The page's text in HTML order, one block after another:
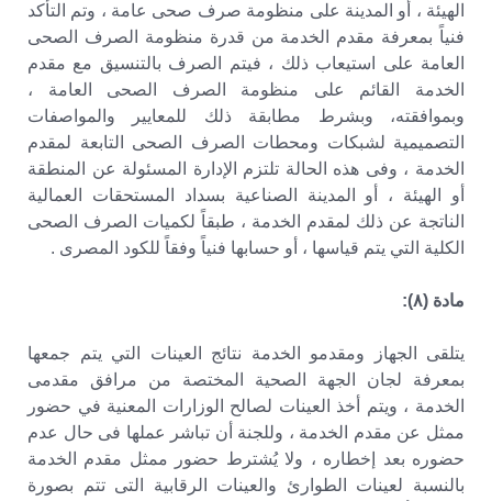
الهيئة ، أو المدينة على منظومة صرف صحى عامة ، وتم التأكد
فنياً بمعرفة مقدم الخدمة من قدرة منظومة الصرف الصحى
العامة على استيعاب ذلك ، فيتم الصرف بالتنسيق مع مقدم
الخدمة القائم على منظومة الصرف الصحى العامة ،
وبموافقته، وبشرط مطابقة ذلك للمعايير والمواصفات
التصميمية لشبكات ومحطات الصرف الصحى التابعة لمقدم
الخدمة ، وفى هذه الحالة تلتزم الإدارة المسئولة عن المنطقة
أو الهيئة ، أو المدينة الصناعية بسداد المستحقات العمالية
الناتجة عن ذلك لمقدم الخدمة ، طبقاً لكميات الصرف الصحى
الكلية التي يتم قياسها ، أو حسابها فنياً وفقاً للكود المصرى .
مادة (۸):
يتلقى الجهاز ومقدمو الخدمة نتائج العينات التي يتم جمعها
بمعرفة لجان الجهة الصحية المختصة من مرافق مقدمى
الخدمة ، ويتم أخذ العينات لصالح الوزارات المعنية في حضور
ممثل عن مقدم الخدمة ، وللجنة أن تباشر عملها فى حال عدم
حضوره بعد إخطاره ، ولا يُشترط حضور ممثل مقدم الخدمة
بالنسبة لعينات الطوارئ والعينات الرقابية التى تتم بصورة